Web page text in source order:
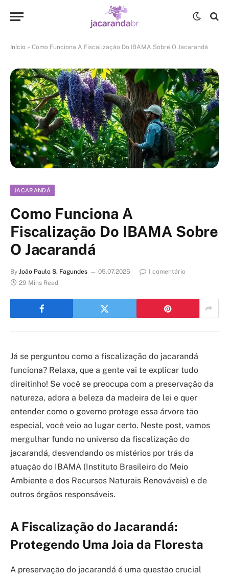
Início » Como Funciona A Fiscalização Do IBAMA Sobre O Jacarandá
JACARANDÁ
Como Funciona A
Fiscalização Do IBAMA Sobre
O Jacarandá
By João Paulo S. Fagundes 05.07.2025
1 comentário
29 Mins Read
Já se perguntou como a fiscalização do jacarandá
funciona? Relaxa, que a gente vai te explicar tudo
direitinho! Se você se preocupa com a preservação da
natureza, adora a beleza da madeira de lei e quer
entender como o governo protege essa árvore tão
especial, você veio ao lugar certo. Neste post, vamos
mergulhar fundo no universo da fiscalização do
jacarandá, desvendando os mistérios por trás da
atuação do IBAMA (Instituto Brasileiro do Meio
Ambiente e dos Recursos Naturais Renováveis) e de
outros órgãos responsáveis.
A Fiscalização do Jacarandá:
Protegendo Uma Joia da Floresta
A preservação do jacarandá é uma questão crucial